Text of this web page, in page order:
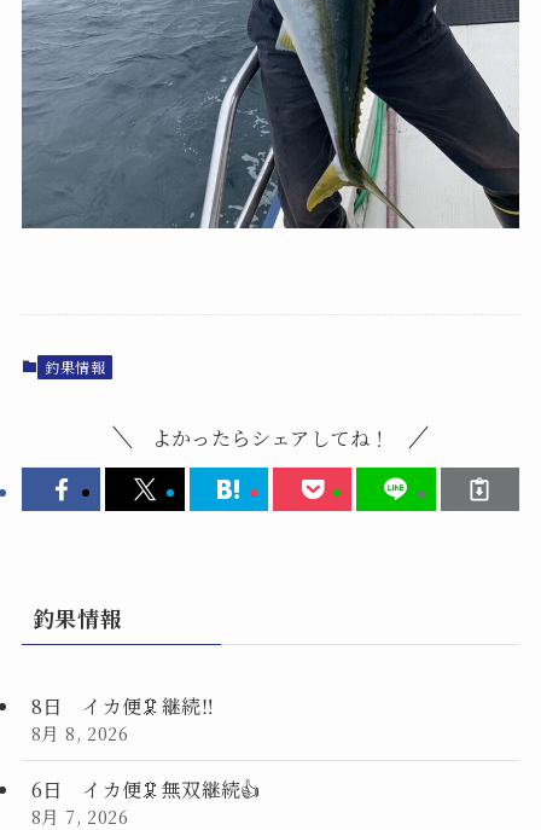
釣果情報
よかったらシェアしてね！
釣果情報
8日 イカ便🦑継続‼️
8月 8, 2026
6日 イカ便🦑無双継続👍
8月 7, 2026